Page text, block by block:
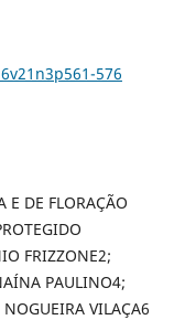
576
E DE FLORAÇÃO
FRIZZONE2;
PAULINO4;
VILAÇA6